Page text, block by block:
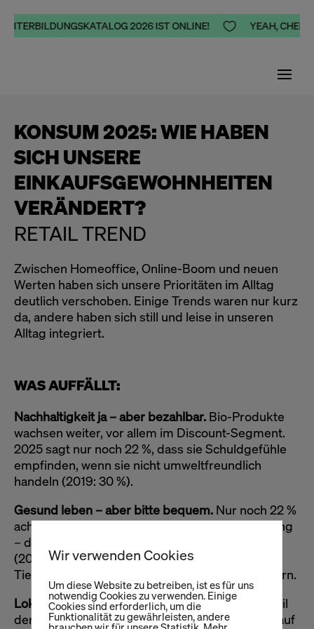
2026 IST ONLINE!  YEAH,
KONSUM 2025: WIE HABEN
SICH UNSERE
EINKAUFSGEWOHNHEITEN
VERÄNDERT?
RETAIL TREND
Zwischen Homeoffice, Online-Boom und neuen
Werten haben sich unsere Prioritäten im Alltag
deutlich verschoben. Einige Trends waren nur kurz
da, andere haben sich still und leise in unseren
Alltag integriert.
WAS AUFFÄLLT:
Nachhaltigkeit ja – aber bezahlbar. Bio-Produkte
wachsen weiter, vor allem im Discount-Segment.
2025 sagt nur noch 22 %, dass sie Schuldgefühle
empfinden, wenn sie nicht umweltfreundlich
handeln (2019: 30 %).
Gesund leben – aber bitte bequem. Nur noch 22 %
achten beim Einkauf aktiv auf gesunde Ernährung
– das sind sogar weniger als vor der Pandemie
(2020: 29%). Schnelle Lösungen wie
Tiefkühlgerichte oder Trinkmahlzeiten liegen vorn.
Lokal unterstützen? Eher gelegentlich.Der Anteil
derer, die bewusst lokal einkaufen, ist von 31 % auf
Wir verwenden Cookies
Um diese Website zu betreiben, ist es für uns
notwendig Cookies zu verwenden. Einige
Cookies sind erforderlich, um die
Funktionalität zu gewährleisten, andere